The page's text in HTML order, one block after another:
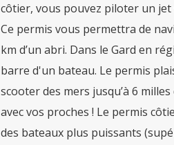
côtier, vous pouvez piloter un
Ce permis vous permettra de
km d’un abri. Dans le Gard en
barre d'un bateau. Le permis
scooter des mers jusqu’à 6
avec vos proches ! Le permis
des bateaux plus puissants